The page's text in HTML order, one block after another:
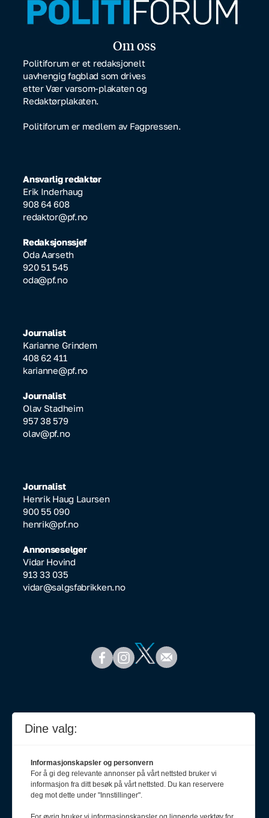
Om oss
Politiforum er et redaksjonelt
uavhengig fagblad som drives
etter Vær varsom-plakaten og
Redaktørplakaten.
Politiforum er medlem av Fagpressen.
Ansvarlig redaktør
Erik Inderhaug
908 64 608
redaktor@pf.no
Redaksjonssjef
Oda Aarseth
920 51 545
oda@pf.no
Journalist
Karianne Grindem
408 62 411
karianne@pf.no
Journalist
Olav Stadheim
957 38 579
olav@pf.no
Journalist
Henrik Haug Laursen
900 55 090
henrik@pf.no
Annonseselger
Vidar Hovind
913 33 035
vidar@salgsfabrikken.no
Dine valg:
Informasjonskapsler og personvern
For å gi deg relevante annonser på vårt nettsted bruker vi
informasjon fra ditt besøk på vårt nettsted. Du kan reservere
deg mot dette under "Innstillinger".